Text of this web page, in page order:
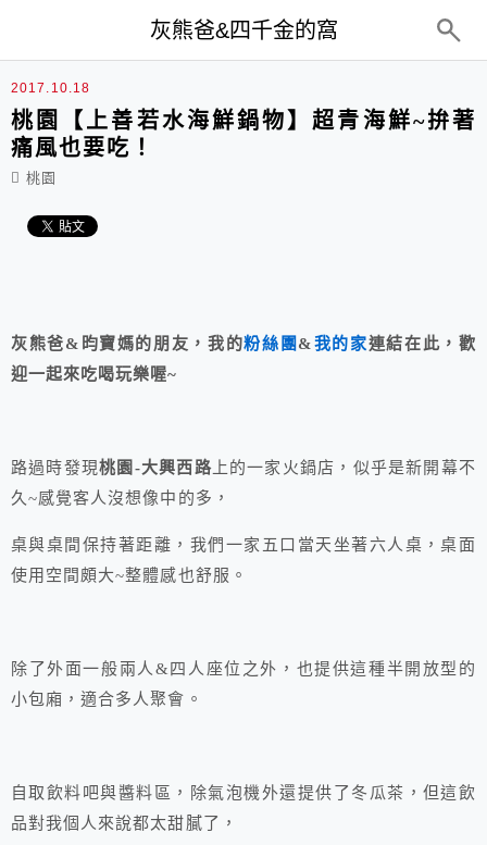
灰熊爸&四千金的窩
2017.10.18
桃園【上善若水海鮮鍋物】超青海鮮~拚著
痛風也要吃！
桃園
灰熊爸&昀寶媽的朋友，我的粉絲團 &我的家連結在此，歡
迎一起來吃喝玩樂喔~
路過時發現桃園-大興西路上的一家火鍋店，似乎是新開幕不
久~感覺客人沒想像中的多，
桌與桌間保持著距離，我們一家五口當天坐著六人桌，桌面
使用空間頗大~整體感也舒服。
除了外面一般兩人&四人座位之外，也提供這種半開放型的
小包廂，適合多人聚會。
自取飲料吧與醬料區，除氣泡機外還提供了冬瓜茶，但這飲
品對我個人來說都太甜膩了，